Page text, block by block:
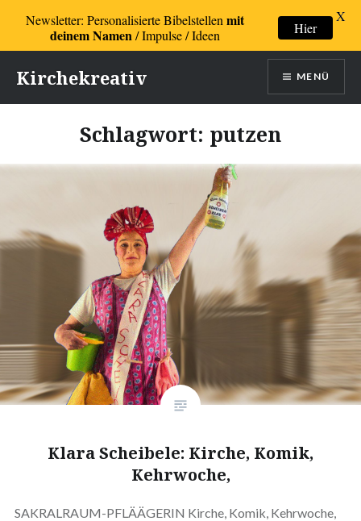
zum
Inhalt
Kirchekreativ MENÜ
Schlagwort: putzen
Klara Scheibele: Kirche, Komik,
Kehrwoche,
SAKRALRAUM-PFLÄÄGERIN Kirche, Komik, Kehrwoche,
Newsletter: Personalisierte Bibelstellen mit
deinem Namen/ Impulse / Ideen Hier
X